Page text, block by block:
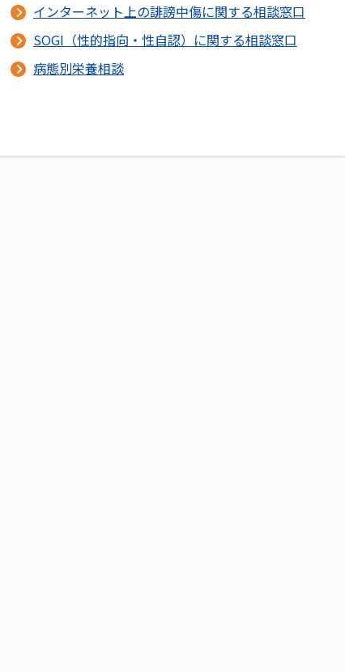
インターネット上の誹謗中傷に関する相談窓口
SOGI（性的指向・性自認）に関する相談窓口
病態別栄養相談